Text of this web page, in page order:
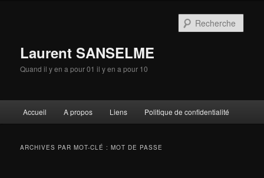
Laurent SANSELME
Quand il y en a pour 01 il y en a pour 10
principal
Accueil A propos Liens Politique de confidentialité
ARCHIVES PAR MOT-CLÉ :MOT DE PASSE